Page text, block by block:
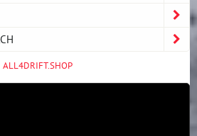
ALL4DRIFT.SHOP